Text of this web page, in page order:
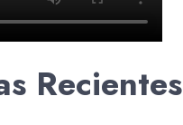
Recientes